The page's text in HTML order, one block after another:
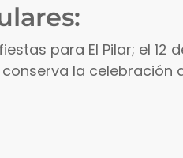
para El Pilar; el 12
la celebración